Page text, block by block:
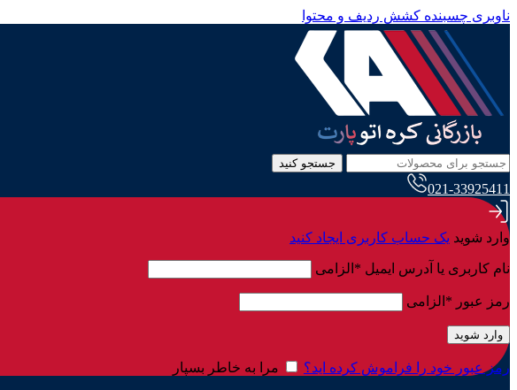
ناوبری چسبنده کشش ردیف و محتوا
جستجو کنید
021-33925411
وارد شوید یک حساب کاربری ایجاد کنید
نام کاربری یا آدرس ایمیل * الزامی
رمز عبور * الزامی
وارد شوید
رمز عبور خود را فراموش کرده اید؟ مرا به خاطر بسپار